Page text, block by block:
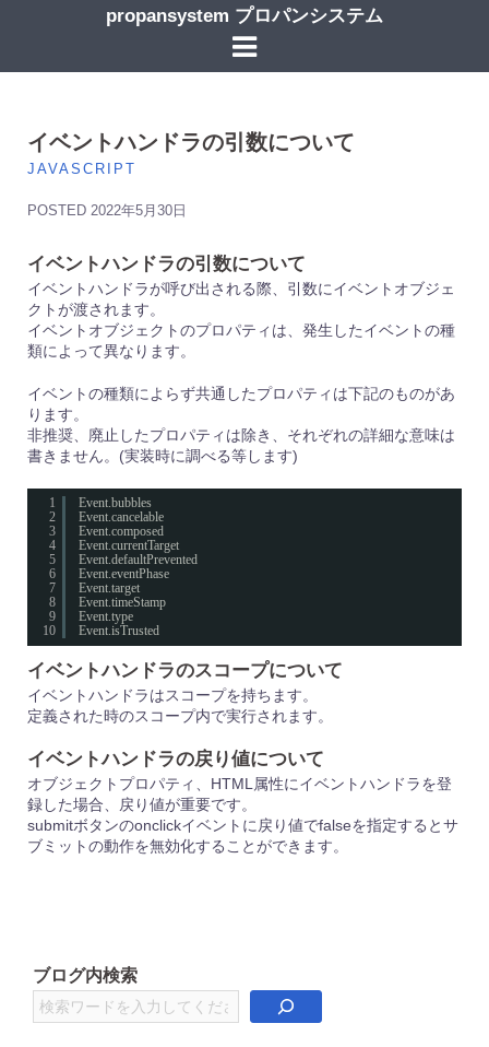
ン
propansystem プロパンシステム
イベントハンドラの引数について
JAVASCRIPT
POSTED 2022年5月30日
イベントハンドラの引数について
イベントハンドラが呼び出される際、引数にイベントオブジェ
クトが渡されます。
イベントオブジェクトのプロパティは、発生したイベントの種
類によって異なります。
イベントの種類によらず共通したプロパティは下記のものがあ
ります。
非推奨、廃止したプロパティは除き、それぞれの詳細な意味は
書きません。(実装時に調べる等します)
1
2
3
4
5
6
7
8
9
10
Event.bubbles
Event.cancelable
Event.composed
Event.currentTarget
Event.defaultPrevented
Event.eventPhase
Event.target
Event.timeStamp
Event.type
Event.isTrusted
イベントハンドラのスコープについて
イベントハンドラはスコープを持ちます。
定義された時のスコープ内で実行されます。
イベントハンドラの戻り値について
オブジェクトプロパティ、HTML属性にイベントハンドラを登
録した場合、戻り値が重要です。
submitボタンのonclickイベントに戻り値でfalseを指定するとサ
ブミットの動作を無効化することができます。
ブログ内検索
検
索